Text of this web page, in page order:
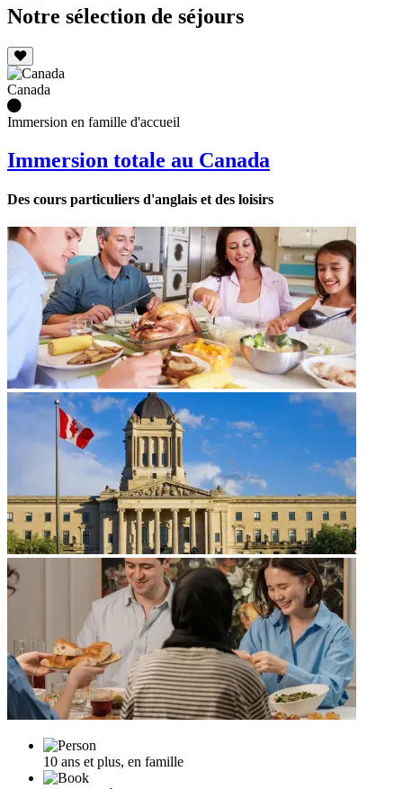
Notre sélection de séjours
Canada
Immersion en famille d'accueil
Immersion totale au Canada
Des cours particuliers d'anglais et des loisirs
10 ans et plus, en famille